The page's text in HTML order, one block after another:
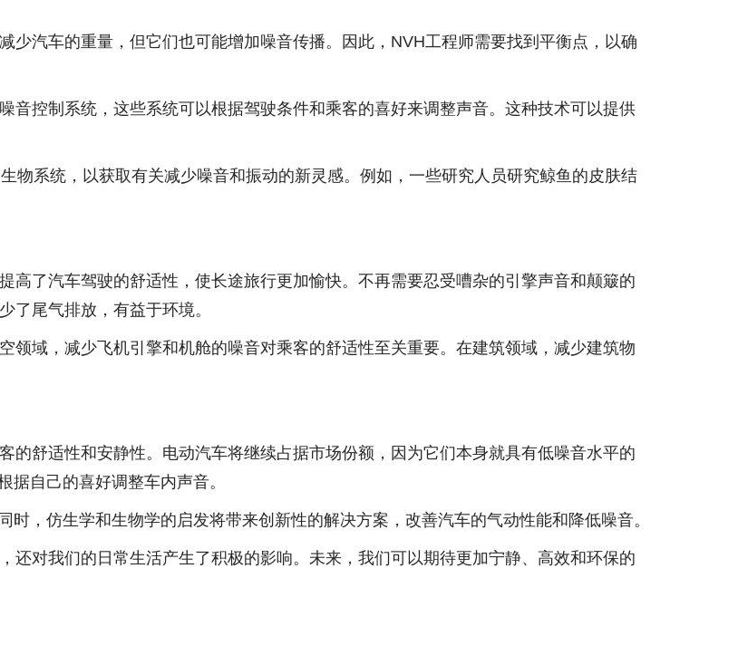
少汽车的重量，但它们也可能增加噪音传播。因此，NVH工程师需要找到平衡点，以确
音控制系统，这些系统可以根据驾驶条件和乘客的喜好来调整声音。这种技术可以提供
物系统，以获取有关减少噪音和振动的新灵感。例如，一些研究人员研究鲸鱼的皮肤结
高了汽车驾驶的舒适性，使长途旅行更加愉快。不再需要忍受嘈杂的引擎声音和颠簸的
了尾气排放，有益于环境。
领域，减少飞机引擎和机舱的噪音对乘客的舒适性至关重要。在建筑领域，减少建筑物
的舒适性和安静性。电动汽车将继续占据市场份额，因为它们本身就具有低噪音水平的
自己的喜好调整车内声音。
，仿生学和生物学的启发将带来创新性的解决方案，改善汽车的气动性能和降低噪音。
还对我们的日常生活产生了积极的影响。未来，我们可以期待更加宁静、高效和环保的